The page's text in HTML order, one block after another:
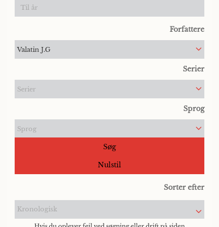
Forfattere
Valatin J.G
Serier
Serier
Sprog
Sprog
Søg
Nulstil
Sorter efter
Kronologisk